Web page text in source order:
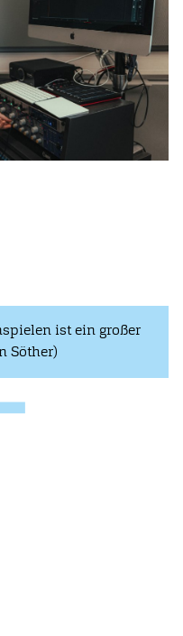
ist ein großer
Söther)